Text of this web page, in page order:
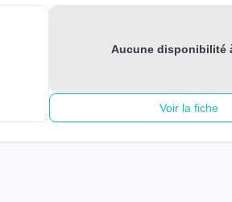
Aucune disponibilité
Voir la fiche